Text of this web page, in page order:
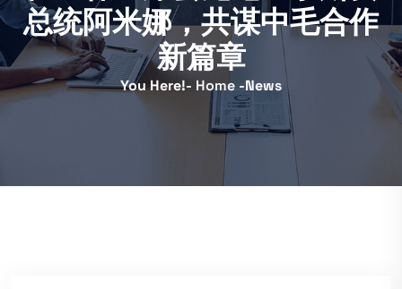
总统阿米娜，共谋中毛合作
新篇章
You Here!- Home -News